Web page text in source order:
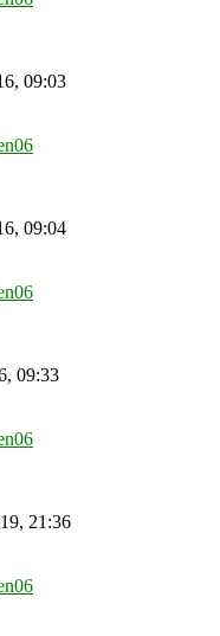
09:03
09:04
09:33
21:36